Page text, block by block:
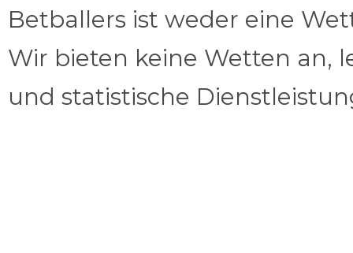
Betballers ist weder eine
Wir bieten keine Wetten an,
und statistische